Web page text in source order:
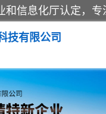
技有限公司